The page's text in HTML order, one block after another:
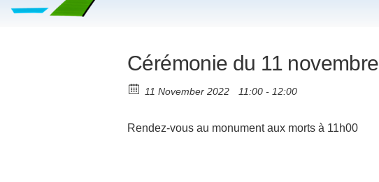
Cérémonie du 11 novembre
11 November 2022 11:00 - 12:00
Rendez-vous au monument aux morts à 11h00